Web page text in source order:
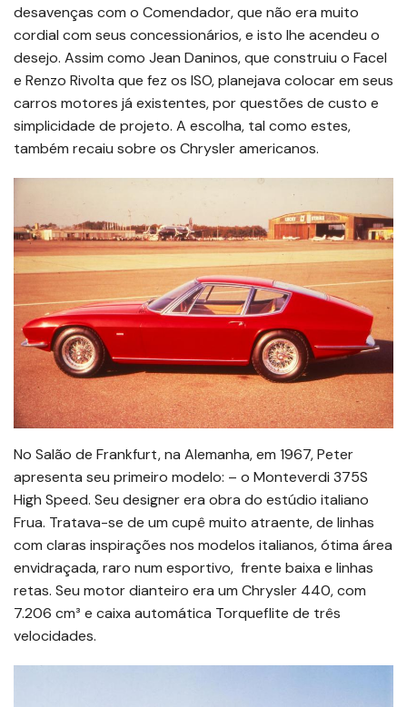
desavenças com o Comendador, que não era muito
cordial com seus concessionários, e isto lhe acendeu o
desejo. Assim como Jean Daninos, que construiu o Facel
e Renzo Rivolta que fez os ISO, planejava colocar em seus
carros motores já existentes, por questões de custo e
simplicidade de projeto. A escolha, tal como estes,
também recaiu sobre os Chrysler americanos.
No Salão de Frankfurt, na Alemanha, em 1967, Peter
apresenta seu primeiro modelo: – o Monteverdi 375S
High Speed. Seu designer era obra do estúdio italiano
Frua. Tratava-se de um cupê muito atraente, de linhas
com claras inspirações nos modelos italianos, ótima área
envidraçada, raro num esportivo, frente baixa e linhas
retas. Seu motor dianteiro era um Chrysler 440, com
7.206 cm³ e caixa automática Torqueflite de três
velocidades.